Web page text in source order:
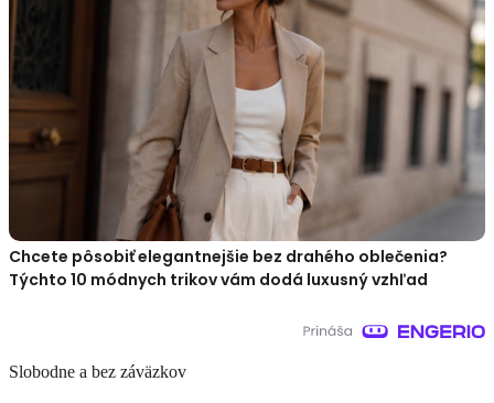
Chcete pôsobiť elegantnejšie bez drahého oblečenia?
Týchto 10 módnych trikov vám dodá luxusný vzhľad
Slobodne a bez záväzkov